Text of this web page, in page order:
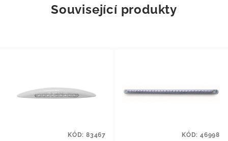
Související produkty
KÓD: 83467 KÓD: 46998